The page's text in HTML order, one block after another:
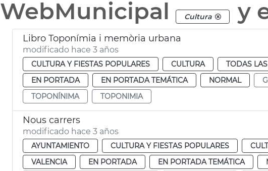
WebMunicipal
Cultura y
Libro Toponímia i memòria urbana
modificado hace 3 años
CULTURA Y FIESTAS POPULARES CULTURA TODAS
EN PORTADA
EN PORTADA TEMÁTICA NORMAL
TOPONÍNIMA
TOPONIMIA
Nous carrers
modificado hace 3 años
AYUNTAMIENTO CULTURA Y FIESTAS POPULARES
VALENCIA
EN PORTADA EN PORTADA TEMÁTICA